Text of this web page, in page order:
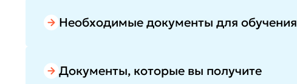
Необходимые документы для обучения
Документы, которые вы получите